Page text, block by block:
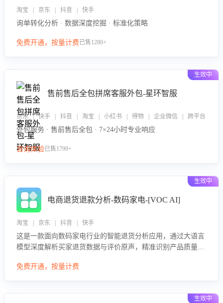
淘宝 | 京东 | 抖音 | 快手
询单转化分析 · 数据深度挖掘 · 标准化策略
免费开通，按量计费已售1280+
生效中
售前售后全包拼席客服外包-星环智服
京东 | 快手 | 抖音 | 淘宝 | 小红书 | 得物 | 企业微信 | 跨平台
外包服务 · 售前售后全包 · 7×24小时专业响应
咨询体验已售1799+
生效中
电商退货退款分析-数码家电-[VOC AI]
淘宝 | 京东 | 抖音 | 快手
这是一款面向数码家电行业的智能退货分析应用，通过大语言
模型深度解析买家退货数据与评价原声，精准识别产品质量、
议，通过挖掘用户痛点驱动产品迭代，从根本上降低退货率，
免费开通，按量计费
生效中